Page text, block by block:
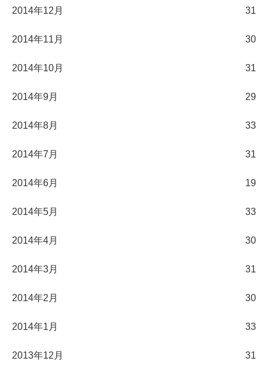
2014年12月 31
2014年11月 30
2014年10月 31
2014年9月 29
2014年8月 33
2014年7月 31
2014年6月 19
2014年5月 33
2014年4月 30
2014年3月 31
2014年2月 30
2014年1月 33
2013年12月 31